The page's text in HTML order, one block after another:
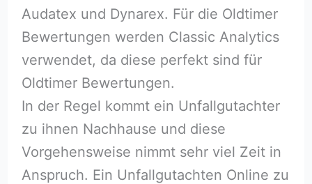
Audatex und Dynarex. Für die Oldtimer
Bewertungen werden Classic Analytics
verwendet, da diese perfekt sind für
Oldtimer Bewertungen.
In der Regel kommt ein Unfallgutachter
zu ihnen Nachhause und diese
Vorgehensweise nimmt sehr viel Zeit in
Anspruch. Ein Unfallgutachten Online zu